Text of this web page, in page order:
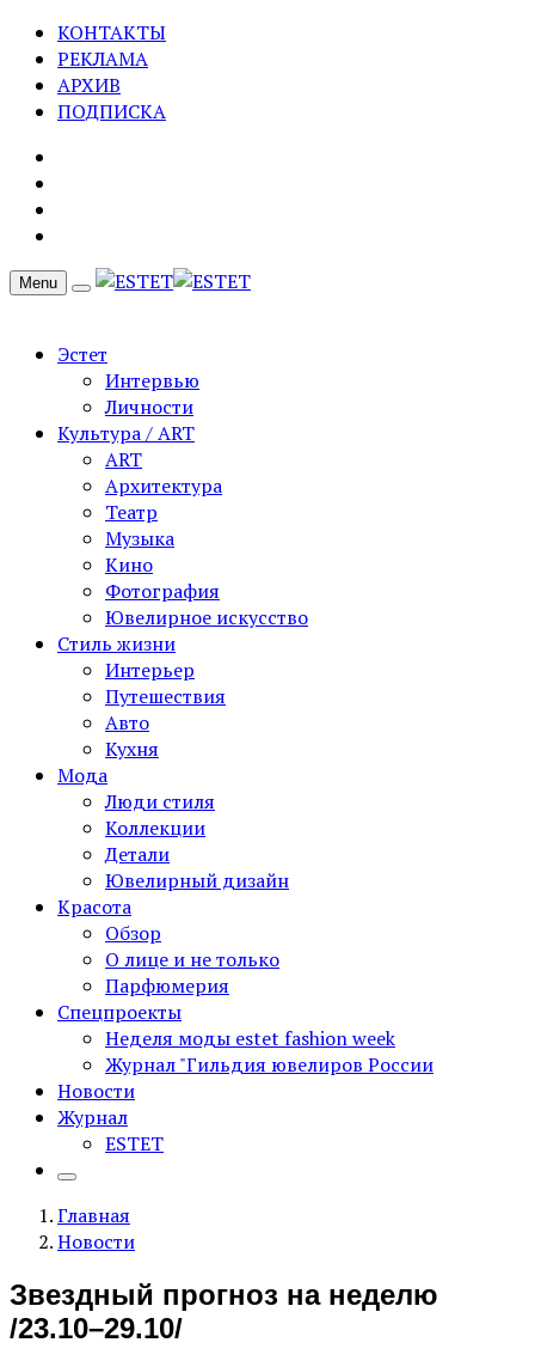
КОНТАКТЫ
РЕКЛАМА
АРХИВ
ПОДПИСКА
Menu
Эстет
Интервью
Личности
Культура / ART
ART
Архитектура
Театр
Музыка
Кино
Фотография
Ювелирное искусство
Стиль жизни
Интерьер
Путешествия
Авто
Кухня
Мода
Люди стиля
Коллекции
Детали
Ювелирный дизайн
Красота
Обзор
О лице и не только
Парфюмерия
Спецпроекты
Неделя моды estet fashion week
Журнал "Гильдия ювелиров России
Новости
Журнал
ESTET
Главная
Новости
Звездный прогноз на неделю
/23.10–29.10/